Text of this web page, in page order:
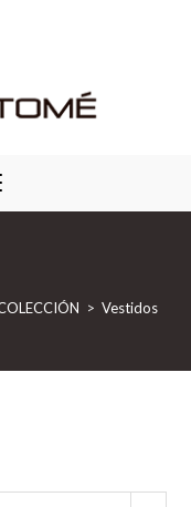
> Vestidos